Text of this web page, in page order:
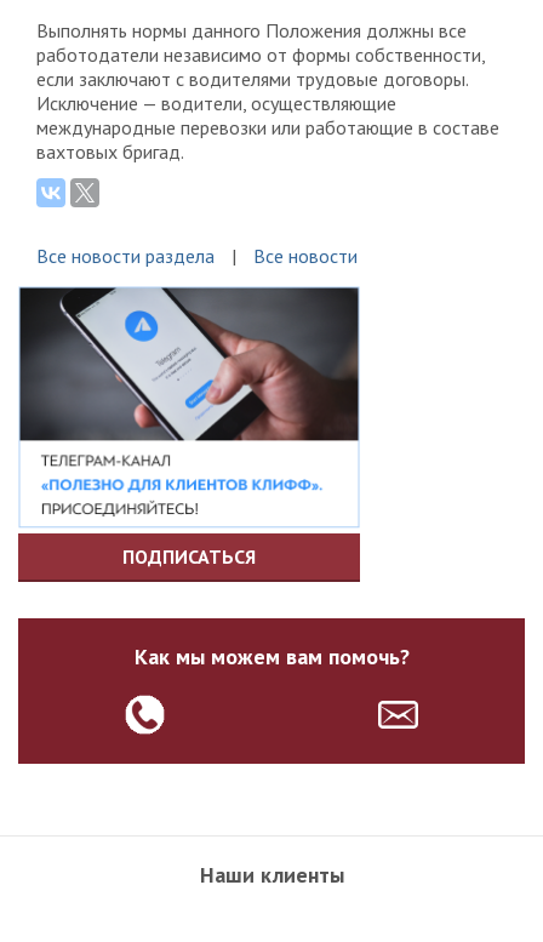
Выполнять нормы данного Положения должны все
работодатели независимо от формы собственности,
если заключают с водителями трудовые договоры.
Исключение — водители, осуществляющие
международные перевозки или работающие в составе
вахтовых бригад.
Все новости раздела Все новости
ПОДПИСАТЬСЯ
Как мы можем вам помочь?
Наши клиенты